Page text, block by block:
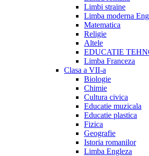
Limbi straine
Limba moderna
Matematica
Religie
Altele
EDUCATIE
Limba Franceza
Clasa a VII-a
Biologie
Chimie
Cultura civica
Educatie muzicala
Educatie plastica
Fizica
Geografie
Istoria romanilor
Limba Engleza